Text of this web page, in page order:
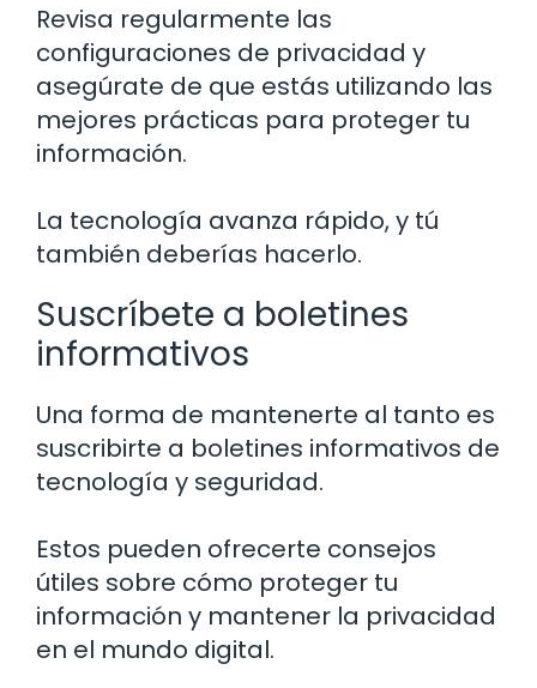
Revisa regularmente las
configuraciones de privacidad y
asegúrate de que estás utilizando las
mejores prácticas para proteger tu
información.
La tecnología avanza rápido, y tú
también deberías hacerlo.
Suscríbete a boletines
informativos
Una forma de mantenerte al tanto es
suscribirte a boletines informativos de
tecnología y seguridad.
Estos pueden ofrecerte consejos
útiles sobre cómo proteger tu
información y mantener la privacidad
en el mundo digital.